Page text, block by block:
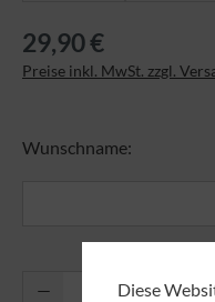
29,90 €
Preise inkl. MwSt. zzgl.
Wunschname:
Produkt Anzahl:
Diese